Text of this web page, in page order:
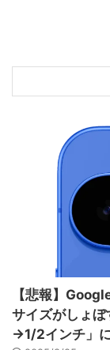
【悲報】
サイズがしょ
→1/2インチ」